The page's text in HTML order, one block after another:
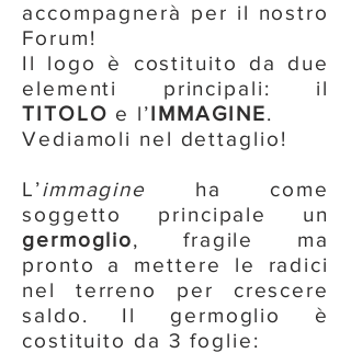
accompagnerà per il nostro
Forum!
Il logo è costituito da due
elementi principali: il
TITOLO e l’IMMAGINE.
Vediamoli nel dettaglio!
L’immagine ha come
soggetto principale un
germoglio, fragile ma
pronto a mettere le radici
nel terreno per crescere
saldo. Il germoglio è
costituito da 3 foglie: